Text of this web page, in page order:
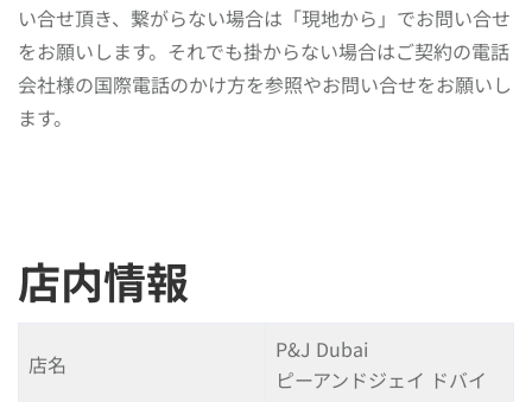
い合せ頂き、繋がらない場合は「現地から」でお問い合せ
をお願いします。それでも掛からない場合はご契約の電話
会社様の国際電話のかけ方を参照やお問い合せをお願いし
ます。
店内情報
店名
P&J Dubai
ピーアンドジェイ ドバイ